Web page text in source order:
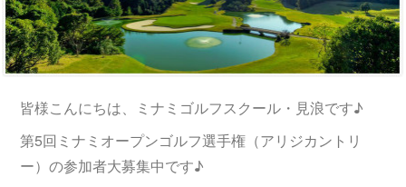
皆様こんにちは、ミナミゴルフスクール・見浪です♪
第5回ミナミオープンゴルフ選手権（アリジカントリ
ー）の参加者大募集中です♪